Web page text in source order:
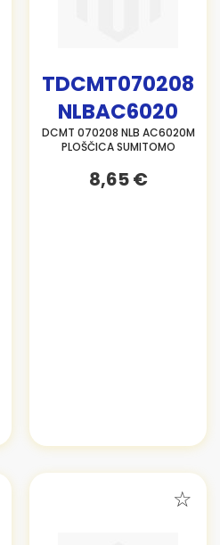
TDCMT070208
NLBAC6020
DCMT 070208 NLB AC6020M
PLOŠČICA SUMITOMO
8,65 €